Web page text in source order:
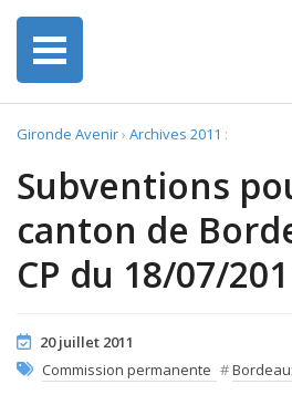
Gironde Avenir› Archives 2011 :
Subventions
canton de
CP du 18/07/
20 juillet 2011
Commission permanente #